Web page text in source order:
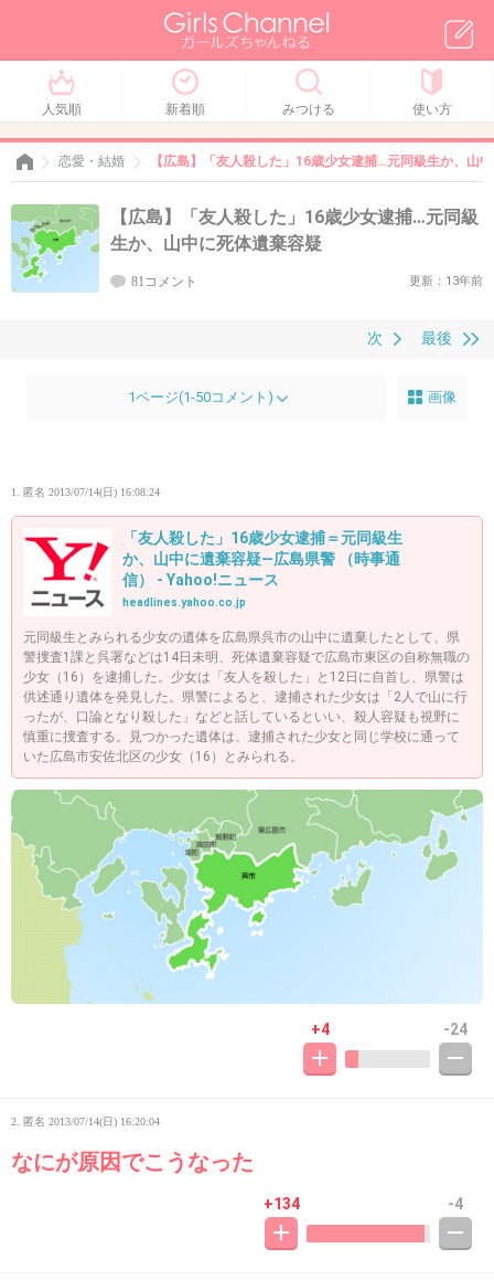
人気順 新着順 みつける 使い方
恋愛・結婚 【広島】「友人殺した」16歳少女逮捕…元同級生か、山
【広島】「友人殺した」16歳少女逮捕…元同級
生か、山中に死体遺棄容疑
81コメント 更新：13年前
最後
次
1ページ(1-50コメント) 画像
1. 匿名 2013/07/14(日) 16:08:24
「友人殺した」16歳少女逮捕＝元同級生
か、山中に遺棄容疑―広島県警 （時事通
信） - Yahoo!ニュース
headlines.yahoo.co.jp
元同級生とみられる少女の遺体を広島県呉市の山中に遺棄したとして、県
警捜査1課と呉署などは14日未明、死体遺棄容疑で広島市東区の自称無職の
少女（16）を逮捕した。少女は「友人を殺した」と12日に自首し、県警は
供述通り遺体を発見した。県警によると、逮捕された少女は「2人で山に行
ったが、口論となり殺した」などと話しているといい、殺人容疑も視野に
慎重に捜査する。見つかった遺体は、逮捕された少女と同じ学校に通って
いた広島市安佐北区の少女（16）とみられる。
+4 -24
2. 匿名 2013/07/14(日) 16:20:04
なにが原因でこうなった
+134 -4